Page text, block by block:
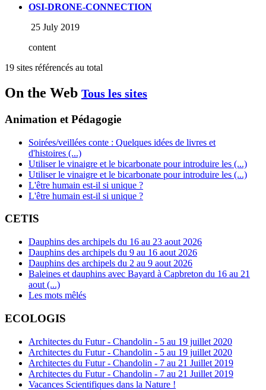
OSI-DRONE-CONNECTION
25 July 2019
content
19 sites référencés au total
On the Web Tous les sites
Animation et Pédagogie
Soirées/veillées conte : Quelques idées de livres et
d'histoires (...)
Utiliser le vinaigre et le bicarbonate pour introduire les (...)
Utiliser le vinaigre et le bicarbonate pour introduire les (...)
L'être humain est-il si unique ?
L'être humain est-il si unique ?
CETIS
Dauphins des archipels du 16 au 23 aout 2026
Dauphins des archipels du 9 au 16 aout 2026
Dauphins des archipels du 2 au 9 aout 2026
Baleines et dauphins avec Bayard à Capbreton du 16 au 21
aout (...)
Les mots mêlés
ECOLOGIS
Architectes du Futur - Chandolin - 5 au 19 juillet 2020
Architectes du Futur - Chandolin - 5 au 19 juillet 2020
Architectes du Futur - Chandolin - 7 au 21 Juillet 2019
Architectes du Futur - Chandolin - 7 au 21 Juillet 2019
Vacances Scientifiques dans la Nature !